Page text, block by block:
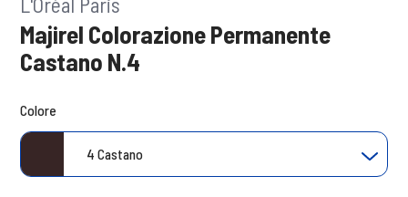
Majirel Colorazione Permanente
Castano N.4
Colore
4 Castano